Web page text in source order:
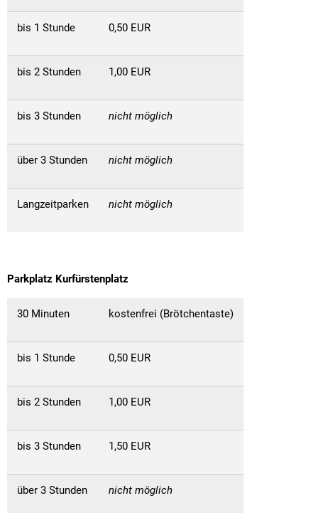
bis 1 Stunde 0,50 EUR
bis 2 Stunden 1,00 EUR
bis 3 Stunden nicht möglich
über 3 Stunden nicht möglich
Langzeitparken nicht möglich
Parkplatz Kurfürstenplatz
30 Minuten kostenfrei (Brötchentaste)
bis 1 Stunde 0,50 EUR
bis 2 Stunden 1,00 EUR
bis 3 Stunden 1,50 EUR
über 3 Stunden nicht möglich